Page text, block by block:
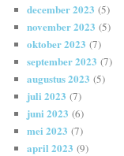
december 2023 (5)
november 2023 (5)
oktober 2023 (7)
september 2023 (7)
augustus 2023 (5)
juli 2023 (7)
juni 2023 (6)
mei 2023 (7)
april 2023 (9)